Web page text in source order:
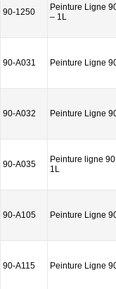
90-1250
Peinture Ligne
– 1L
90-A031 Peinture Ligne
90-A032 Peinture Ligne
90-A035
Peinture ligne
1L
90-A105 Peinture Ligne
90-A115 Peinture Ligne